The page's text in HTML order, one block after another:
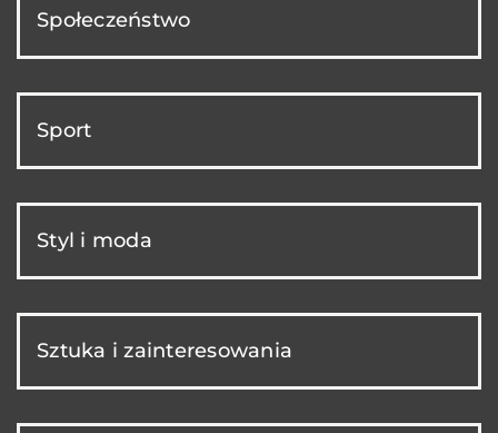
Społeczeństwo
Sport
Styl i moda
Sztuka i zainteresowania